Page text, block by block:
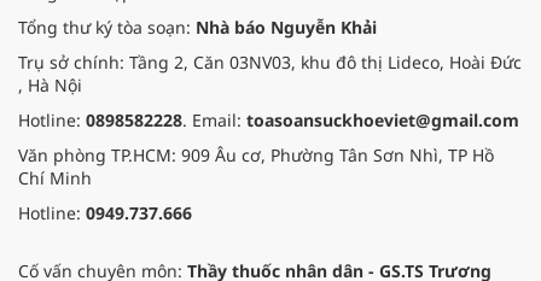
Tổng thư ký tòa soạn: Nhà báo Nguyễn Khải
Trụ sở chính: Tầng 2, Căn 03NV03, khu đô thị Lideco, Hoài Đức
, Hà Nội
Hotline: 0898582228. Email: toasoansuckhoeviet@gmail.com
Văn phòng TP.HCM: 909 Âu cơ, Phường Tân Sơn Nhì, TP Hồ
Chí Minh
Hotline: 0949.737.666
Cố vấn chuyên môn: Thầy thuốc nhân dân - GS.TS Trương